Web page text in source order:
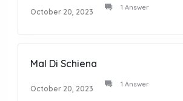
October 20, 2023 1 Answer
Mal Di Schiena
October 20, 2023 1 Answer